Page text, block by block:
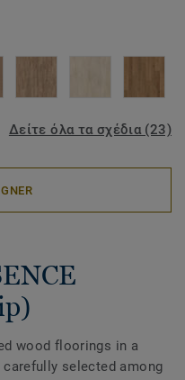
Δείτε όλα τα σχέδια (23)
wood floorings in a
selected among